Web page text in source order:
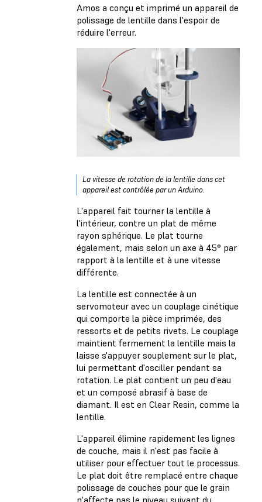
Amos a conçu et imprimé un appareil de
polissage de lentille dans l'espoir de
réduire l'erreur.
La vitesse de rotation de la lentille dans cet
appareil est contrôlée par un Arduino.
L'appareil fait tourner la lentille à
l'intérieur, contre un plat de même
rayon sphérique. Le plat tourne
également, mais selon un axe à 45° par
rapport à la lentille et à une vitesse
différente.
La lentille est connectée à un
servomoteur avec un couplage cinétique
qui comporte la pièce imprimée, des
ressorts et de petits rivets. Le couplage
maintient fermement la lentille mais la
laisse s'appuyer souplement sur le plat,
lui permettant d'osciller pendant sa
rotation. Le plat contient un peu d'eau
et un composé abrasif à base de
diamant. Il est en Clear Resin, comme la
lentille.
L'appareil élimine rapidement les lignes
de couche, mais il n'est pas facile à
utiliser pour effectuer tout le processus.
Le plat doit être remplacé entre chaque
polissage de couches pour que le grain